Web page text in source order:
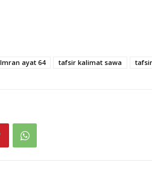
ayat 64 tafsir kalimat sawa